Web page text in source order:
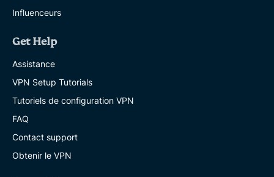
Influenceurs
Get Help
Assistance
VPN Setup Tutorials
Tutoriels de configuration VPN
FAQ
Contact support
Obtenir le VPN